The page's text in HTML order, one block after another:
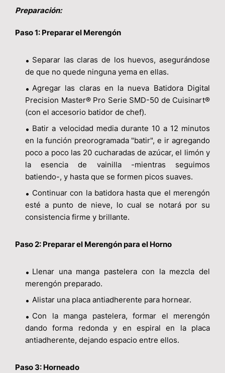
Preparación:
Paso 1: Preparar el Merengón
Separar las claras de los huevos, asegurándose
de que no quede ninguna yema en ellas.
Agregar las claras en la nueva Batidora Digital
Precision Master® Pro Serie SMD-50 de Cuisinart®
(con el accesorio batidor de chef).
Batir a velocidad media durante 10 a 12 minutos
en la función preorogramada "batir", e ir agregando
poco a poco las 20 cucharadas de azúcar, el limón y
la esencia de vainilla -mientras seguimos
batiendo-, y hasta que se formen picos suaves.
Continuar con la batidora hasta que el merengón
esté a punto de nieve, lo cual se notará por su
consistencia firme y brillante.
Paso 2: Preparar el Merengón para el Horno
Llenar una manga pastelera con la mezcla del
merengón preparado.
Alistar una placa antiadherente para hornear.
Con la manga pastelera, formar el merengón
dando forma redonda y en espiral en la placa
antiadherente, dejando espacio entre ellos.
Paso 3: Horneado